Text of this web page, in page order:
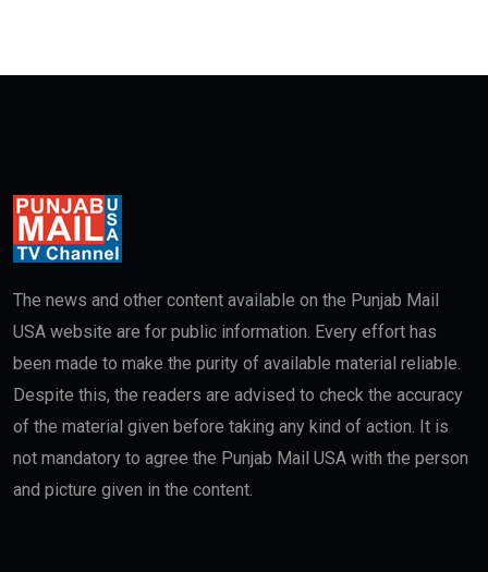
The news and other content available on the Punjab Mail
USA website are for public information. Every effort has
been made to make the purity of available material reliable.
Despite this, the readers are advised to check the accuracy
of the material given before taking any kind of action. It is
not mandatory to agree the Punjab Mail USA with the person
and picture given in the content.